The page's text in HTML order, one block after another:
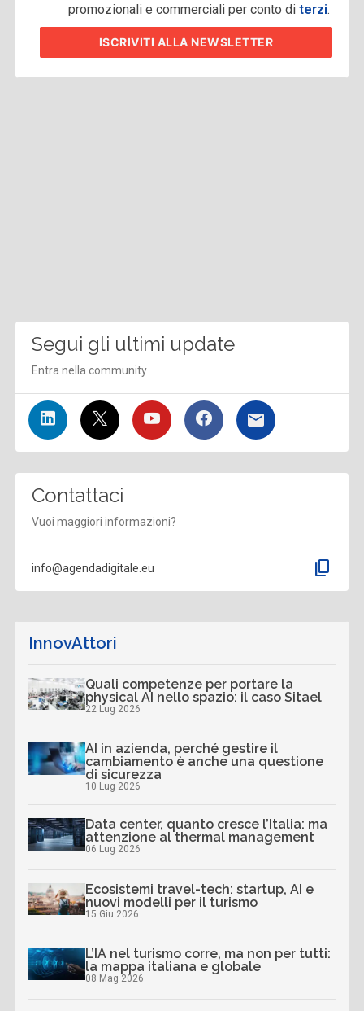
promozionali e commerciali per conto diterzi.
ISCRIVITI ALLA NEWSLETTER
Segui gli ultimi update
Entra nella community
Contattaci
Vuoi maggiori informazioni?
info@agendadigitale.eu content_copy
InnovAttori
Quali competenze per portare la
physical AI nello spazio: il caso Sitael
22 Lug 2026
AI in azienda, perché gestire il
cambiamento è anche una questione
di sicurezza
10 Lug 2026
Data center, quanto cresce l’Italia: ma
attenzione al thermal management
06 Lug 2026
Ecosistemi travel-tech: startup, AI e
nuovi modelli per il turismo
15 Giu 2026
L’IA nel turismo corre, ma non per tutti:
la mappa italiana e globale
08 Mag 2026